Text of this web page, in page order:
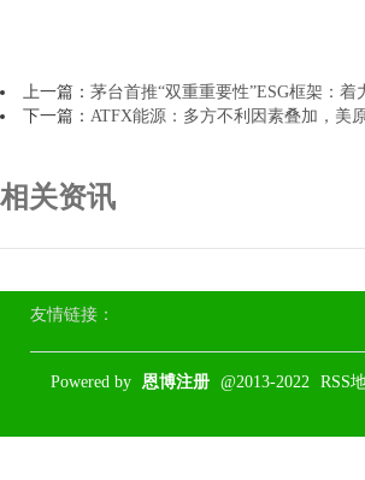
上一篇： 茅台首推“双重重要性”ESG框架：着
下一篇： ATFX能源：多方不利因素叠加，美
相关资讯
友情链接：
Powered by 恩博注册 @2013-2022 RSS